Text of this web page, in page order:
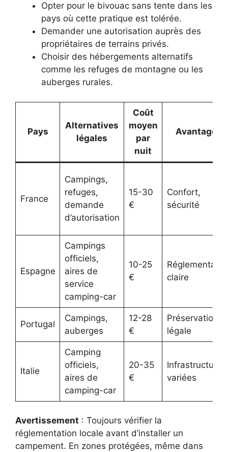
Opter pour le bivouac sans tente dans les
pays où cette pratique est tolérée.
Demander une autorisation auprès des
propriétaires de terrains privés.
Choisir des hébergements alternatifs
comme les refuges de montagne ou les
auberges rurales.
Pays
Alternatives
légales
Coût
moyen
par
nuit
Avantages
France
Campings,
refuges,
demande
d’autorisation
15-30
€
Confort,
sécurité
Espagne
Campings
officiels,
aires de
service
camping-car
10-25
€
claire
Portugal
Campings,
auberges
12-28
€
Préservation
légale
Italie
Camping
officiels,
aires de
camping-car
20-35
€
Infrastructures
variées
Avertissement : Toujours vérifier la
réglementation locale avant d’installer un
campement. En zones protégées, même dans